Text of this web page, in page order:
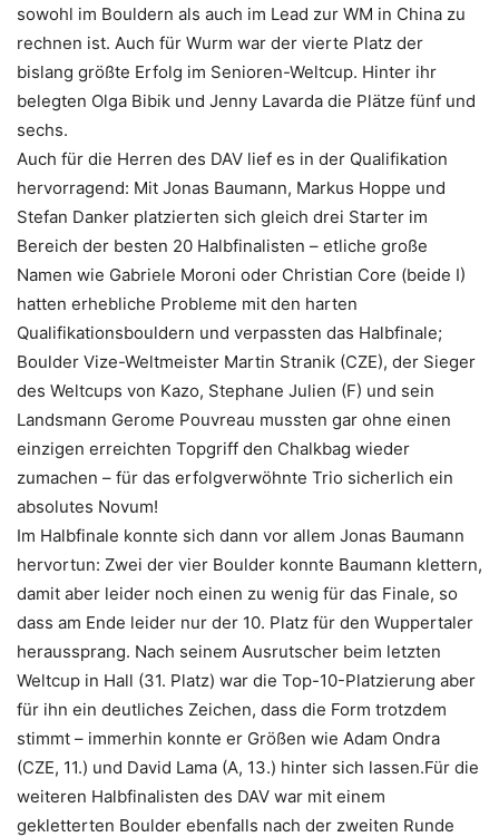
sowohl im Bouldern als auch im Lead zur WM in China zu
rechnen ist. Auch für Wurm war der vierte Platz der
bislang größte Erfolg im Senioren-Weltcup. Hinter ihr
belegten Olga Bibik und Jenny Lavarda die Plätze fünf und
sechs.
Auch für die Herren des DAV lief es in der Qualifikation
hervorragend: Mit Jonas Baumann, Markus Hoppe und
Stefan Danker platzierten sich gleich drei Starter im
Bereich der besten 20 Halbfinalisten – etliche große
Namen wie Gabriele Moroni oder Christian Core (beide I)
hatten erhebliche Probleme mit den harten
Qualifikationsbouldern und verpassten das Halbfinale;
Boulder Vize-Weltmeister Martin Stranik (CZE), der Sieger
des Weltcups von Kazo, Stephane Julien (F) und sein
Landsmann Gerome Pouvreau mussten gar ohne einen
einzigen erreichten Topgriff den Chalkbag wieder
zumachen – für das erfolgverwöhnte Trio sicherlich ein
absolutes Novum!
Im Halbfinale konnte sich dann vor allem Jonas Baumann
hervortun: Zwei der vier Boulder konnte Baumann klettern,
damit aber leider noch einen zu wenig für das Finale, so
dass am Ende leider nur der 10. Platz für den Wuppertaler
heraussprang. Nach seinem Ausrutscher beim letzten
Weltcup in Hall (31. Platz) war die Top-10-Platzierung aber
für ihn ein deutliches Zeichen, dass die Form trotzdem
stimmt – immerhin konnte er Größen wie Adam Ondra
(CZE, 11.) und David Lama (A, 13.) hinter sich lassen.Für die
weiteren Halbfinalisten des DAV war mit einem
gekletterten Boulder ebenfalls nach der zweiten Runde